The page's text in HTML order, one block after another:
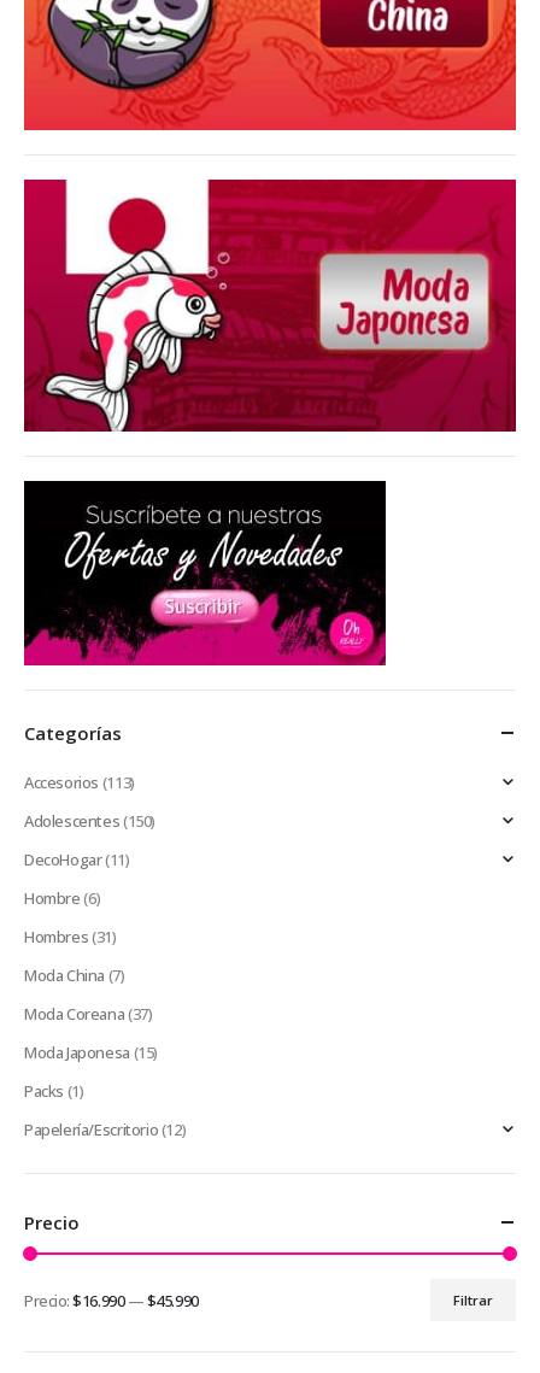
Categorías
Accesorios (113)
Adolescentes(150)
DecoHogar(11)
Hombre(6)
Hombres(31)
Moda China (7)
Moda Coreana(37)
Moda Japonesa (15)
Packs (1)
Papelería/Escritorio(12)
Precio
Precio
Precio
Filtrar
Precio:$16.990—$45.990